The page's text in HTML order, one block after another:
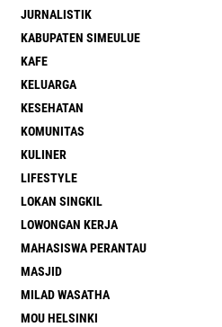
JURNALISTIK
KABUPATEN SIMEULUE
KAFE
KELUARGA
KESEHATAN
KOMUNITAS
KULINER
LIFESTYLE
LOKAN SINGKIL
LOWONGAN KERJA
MAHASISWA PERANTAU
MASJID
MILAD WASATHA
MOU HELSINKI